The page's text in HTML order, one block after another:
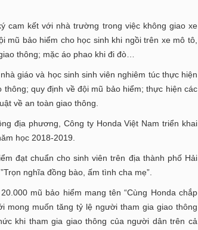
cam kết với nhà trường trong việc không giao xe
mũ bảo hiểm cho học sinh khi ngồi trên xe mô tô,
thông; mặc áo phao khi đi đò…
giáo và học sinh sinh viên nghiêm túc thực hiện
quy định về đội mũ bảo hiểm; thực hiện các
về an toàn giao thông.
địa phương, Công ty Honda Việt Nam triển khai
học 2018-2019.
đạt chuẩn cho sinh viên trên địa thành phố Hải
nghĩa đồng bào, ấm tình cha mẹ”.
mũ bảo hiểm mang tên “Cùng Honda chắp
mong muốn tăng tỷ lệ người tham gia giao thông
khi tham gia giao thông của người dân trên cả